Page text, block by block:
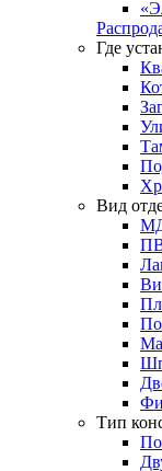
Где
Вид
Тип